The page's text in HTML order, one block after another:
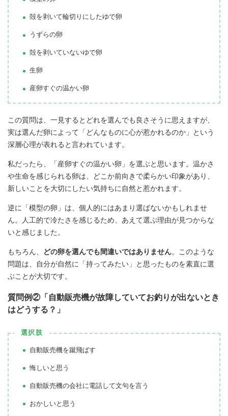
殻を剥いて輪切りにしたゆで卵
うずらの卵
殻を剥いていないゆで卵
生卵
産卵すぐの温かい卵
この質問は、一見するとどれを選んでも良さそうに思えますが、
実は選んだ卵によって「どんなものに心が惹かれるのか」という
深層心理が表れると言われています。
私だったら、「産卵すぐの温かい卵」を選ぶと思います。温かさ
や生命を感じられる卵は、どこか前向きで柔らかい印象があり、
新しいことを大切にしたい気持ちに自然と惹かれます。
逆に「模型の卵」は、個人的にはあまり選ばないかもしれませ
ん。人工的で冷たさを感じるため、あえて選ぶ理由が見つからな
いと感じました。
もちろん、 どの卵を選んでも間違いではありません。このような
問題は、自分が自然に「持ってみたい」と思ったものを素直に選
ぶことが大切です。
質問例②「自動販売機が故障していてお釣りが出ないとき
はどうする？」
選択肢
自動販売機を蹴飛ばす
悔しいと思う
自動販売機の会社に電話して文句を言う
おかしいと思う